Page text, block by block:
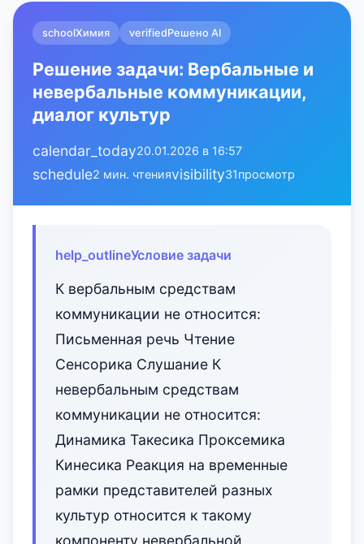
schoolХимия verifiedРешено AI
Решение задачи: Вербальные и
невербальные коммуникации,
диалог культур
calendar_today20.01.2026 в 16:57
schedule2 мин. чтенияvisibility31просмотр
help_outlineУсловие задачи
К вербальным средствам
коммуникации не относится:
Письменная речь Чтение
Сенсорика Слушание К
невербальным средствам
коммуникации не относится:
Динамика Такесика Проксемика
Кинесика Реакция на временные
рамки представителей разных
культур относится к такому
компоненту невербальной